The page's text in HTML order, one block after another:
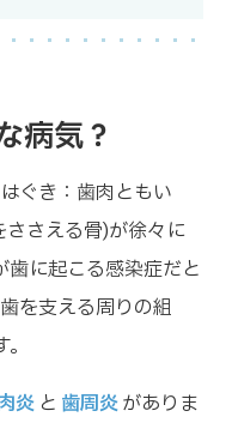
病気？
はぐき：歯肉ともい
さえる骨)が徐々に
歯に起こる感染症だと
歯を支える周りの組
炎 と 歯周炎がありま